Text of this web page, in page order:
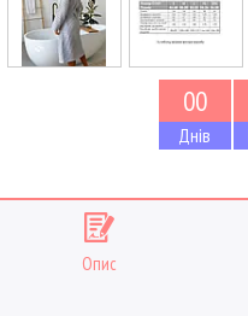
00
Днів
Опис